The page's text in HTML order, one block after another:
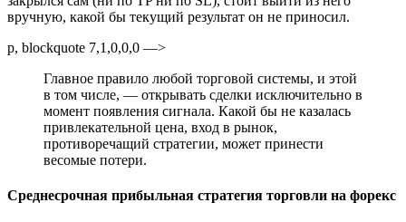
вручную, какой бы текущий результат он не приносил.
p, blockquote 7,1,0,0,0 —>
Главное правило любой торговой системы, и этой
в том числе, — открывать сделки исключительно в
момент появления сигнала. Какой бы не казалась
привлекательной цена, вход в рынок,
противоречащий стратегии, может принести
весомые потери.
Среднесрочная прибыльная стратегия торговли на форекс